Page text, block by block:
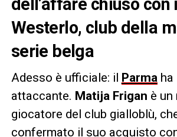
dell’affare chiuso con il
Westerlo, club della
serie belga
Adesso è ufficiale: il Parmaha
attaccante. Matija Frigan è un
giocatore del club gialloblù,
confermato il suo acquisto